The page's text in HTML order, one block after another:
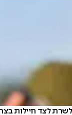
לצד חיילות